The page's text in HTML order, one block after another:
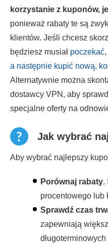
korzystanie z kuponów,
ponieważ rabaty te są
klientów. Jeśli chcesz
będziesz musiał
a następnie kupić nową,
Alternatywnie można
dostawcy VPN, aby
specjalne oferty na
Jak wybrać
Aby wybrać najlepszy
Porównaj rabaty.
procentowego lub
Sprawdź czas
zapewniają